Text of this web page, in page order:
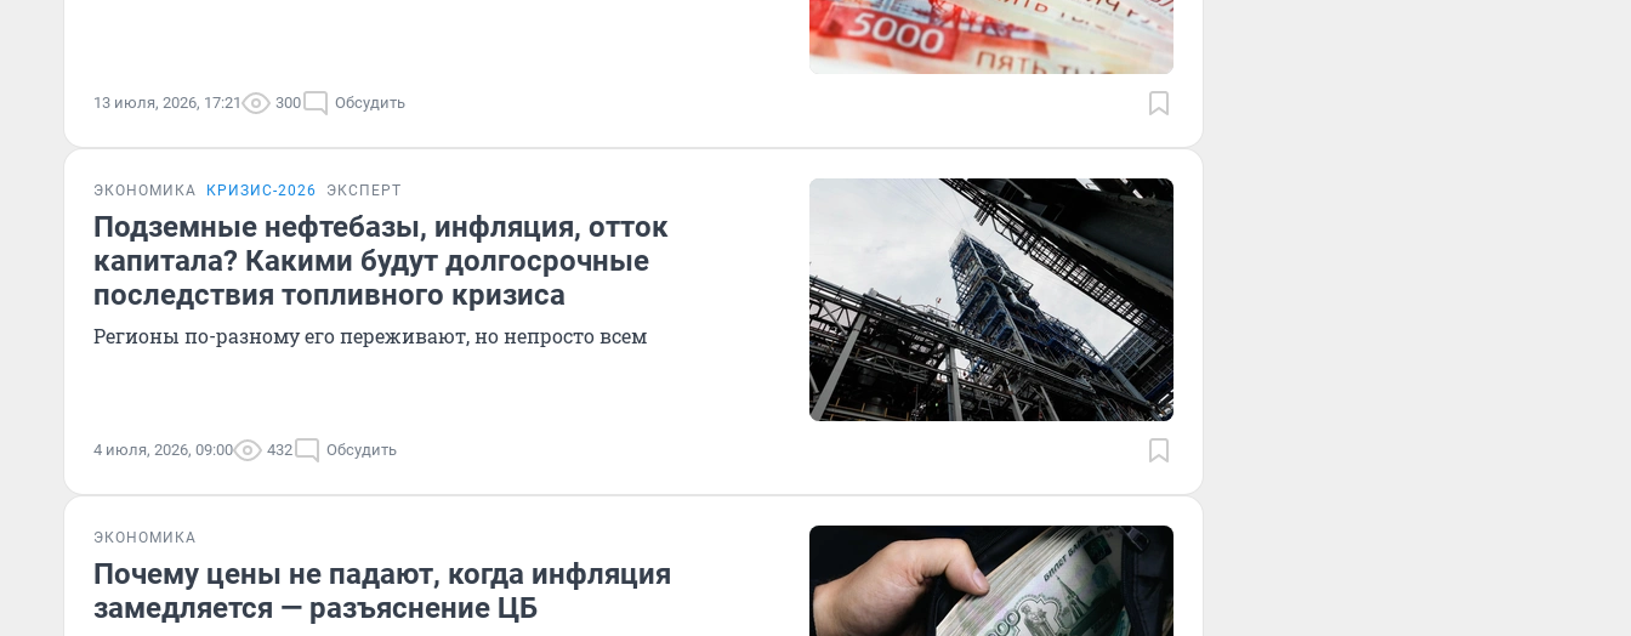
13 июля, 2026, 17:21 300 Обсудить
ЭКОНОМИКА КРИЗИС-2026 ЭКСПЕРТ
Подземные нефтебазы, инфляция, отток
капитала? Какими будут долгосрочные
последствия топливного кризиса
Регионы по-разному его переживают, но непросто всем
4 июля, 2026, 09:00 432 Обсудить
ЭКОНОМИКА
Почему цены не падают, когда инфляция
замедляется — разъяснение ЦБ